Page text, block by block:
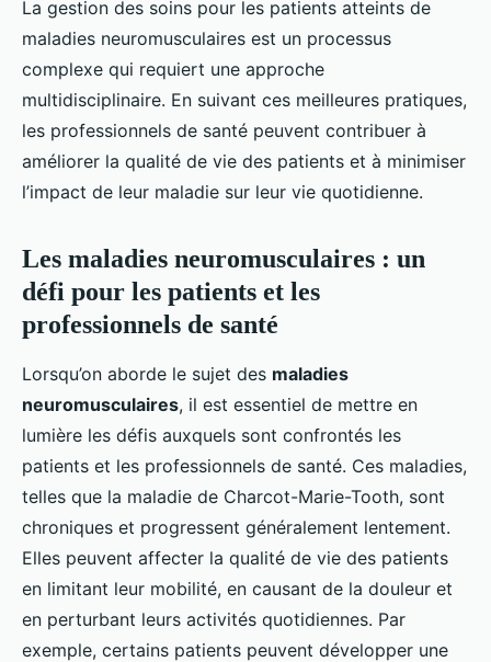
La gestion des soins pour les patients atteints de
maladies neuromusculaires est un processus
complexe qui requiert une approche
multidisciplinaire. En suivant ces meilleures pratiques,
les professionnels de santé peuvent contribuer à
améliorer la qualité de vie des patients et à minimiser
l’impact de leur maladie sur leur vie quotidienne.
Les maladies neuromusculaires : un
défi pour les patients et les
professionnels de santé
Lorsqu’on aborde le sujet des maladies
neuromusculaires, il est essentiel de mettre en
lumière les défis auxquels sont confrontés les
patients et les professionnels de santé. Ces maladies,
telles que la maladie de Charcot-Marie-Tooth, sont
chroniques et progressent généralement lentement.
Elles peuvent affecter la qualité de vie des patients
en limitant leur mobilité, en causant de la douleur et
en perturbant leurs activités quotidiennes. Par
exemple, certains patients peuvent développer une